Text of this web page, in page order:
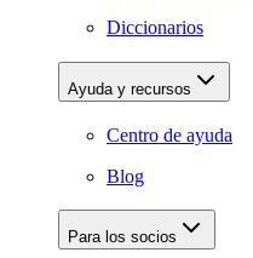
Diccionarios
Ayuda y recursos
Centro de ayuda
Blog
Para los socios